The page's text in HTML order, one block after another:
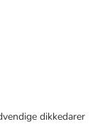
dikkedarer